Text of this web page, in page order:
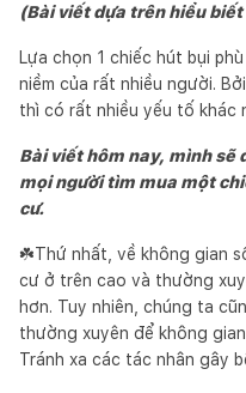
(Bài viết dựa trên hiểu
Lựa chọn 1 chiếc hút bụi
niềm của rất nhiều người.
thì có rất nhiều yếu tố khác
Bài viết hôm nay, mình sẽ
mọi người tìm mua một
cư.
☘️Thứ nhất, về không gian
cư ở trên cao và thường
hơn. Tuy nhiên, chúng ta
thường xuyên để không
Tránh xa các tác nhân gây